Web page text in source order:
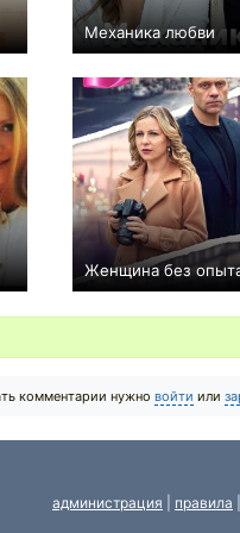
Механика любви
−1 4 138
Женщина без
+9 8 155
комментарии нужно войти или
администрация правила